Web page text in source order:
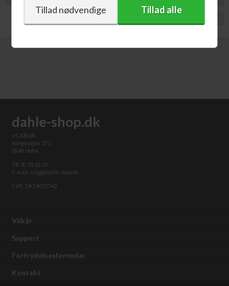
Med anlægskant vinkelret på kniven, så du er sikret er perfekt
Vægt: 1,8 kg
Læs brochure i PDF-format
dahle-shop.dk
v/CABI.dk
Kongevejen 373
2840 Holte
Tlf. 30 50 62 10
E-mail: salg@dahle-shop.dk
CVR: DK14052542
Vilkår
Support
Fortrydelsesformular
Kontakt